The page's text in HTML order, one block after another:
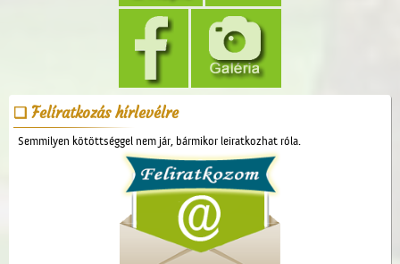
Felíratkozás hírlevélre
Semmilyen kötöttséggel nem jár, bármikor leiratkozhat róla.